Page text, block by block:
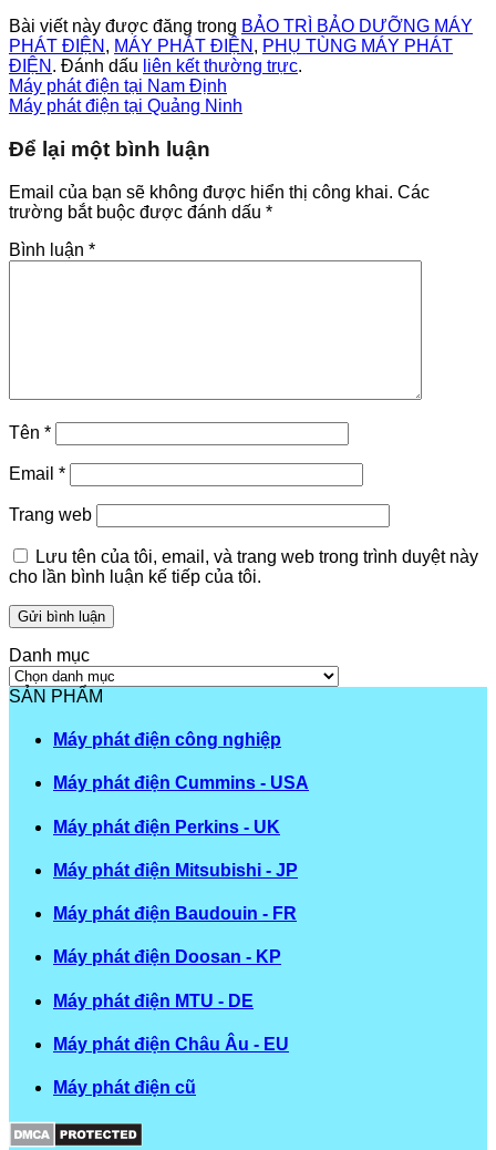
Bài viết này được đăng trong BẢO TRÌ BẢO DƯỠNG MÁY
PHÁT ĐIỆN , MÁY PHÁT ĐIỆN , PHỤ TÙNG MÁY PHÁT
ĐIỆN . Đánh dấu liên kết thường trực.
Máy phát điện tại Nam Định
Máy phát điện tại Quảng Ninh
Để lại một bình luận
Email của bạn sẽ không được hiển thị công khai. Các
trường bắt buộc được đánh dấu *
Bình luận *
Tên *
Email *
Trang web
Lưu tên của tôi, email, và trang web trong trình duyệt này
cho lần bình luận kế tiếp của tôi.
Danh mục
Danh
mục
SẢN PHẨM
Máy phát điện công nghiệp
Máy phát điện Cummins - USA
Máy phát điện Perkins - UK
Máy phát điện Mitsubishi - JP
Máy phát điện Baudouin - FR
Máy phát điện Doosan - KP
Máy phát điện MTU - DE
Máy phát điện Châu Âu - EU
Máy phát điện cũ